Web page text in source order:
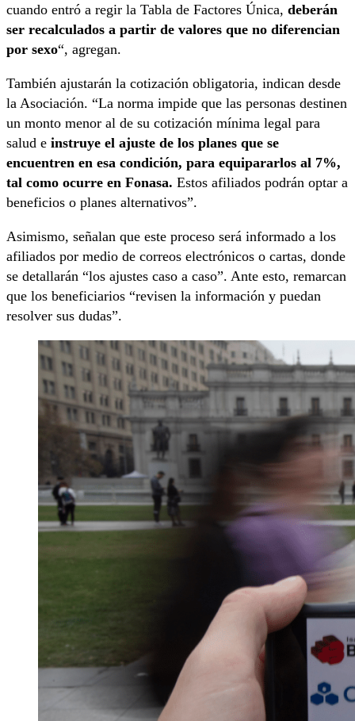
cuando entró a regir la Tabla de Factores Única, deberán
ser recalculados a partir de valores que no diferencian
por sexo“, agregan.
También ajustarán la cotización obligatoria, indican desde
la Asociación. “La norma impide que las personas destinen
un monto menor al de su cotización mínima legal para
salud e instruye el ajuste de los planes que se
encuentren en esa condición, para equipararlos al 7%,
tal como ocurre en Fonasa. Estos afiliados podrán optar a
beneficios o planes alternativos”.
Asimismo, señalan que este proceso será informado a los
afiliados por medio de correos electrónicos o cartas, donde
se detallarán “los ajustes caso a caso”. Ante esto, remarcan
que los beneficiarios “revisen la información y puedan
resolver sus dudas”.